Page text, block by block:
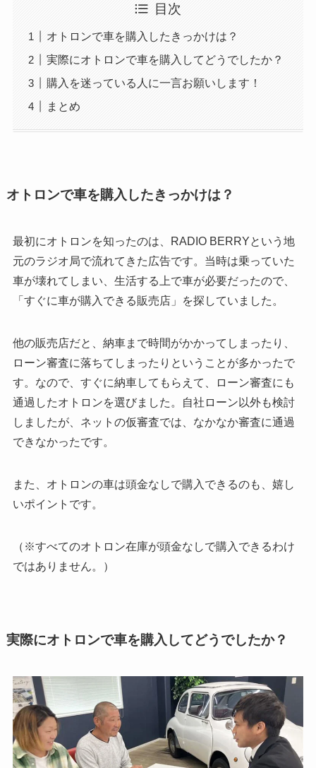
目次
オトロンで車を購入したきっかけは？
実際にオトロンで車を購入してどうでしたか？
購入を迷っている人に一言お願いします！
まとめ
オトロンで車を購入したきっかけは？
最初にオトロンを知ったのは、RADIO BERRYという地
元のラジオ局で流れてきた広告です。当時は乗っていた
車が壊れてしまい、生活する上で車が必要だったので、
「すぐに車が購入できる販売店」を探していました。
他の販売店だと、納車まで時間がかかってしまったり、
ローン審査に落ちてしまったりということが多かったで
す。なので、すぐに納車してもらえて、ローン審査にも
通過したオトロンを選びました。自社ローン以外も検討
しましたが、ネットの仮審査では、なかなか審査に通過
できなかったです。
また、オトロンの車は頭金なしで購入できるのも、嬉し
いポイントです。
（※すべてのオトロン在庫が頭金なしで購入できるわけ
ではありません。）
実際にオトロンで車を購入してどうでしたか？